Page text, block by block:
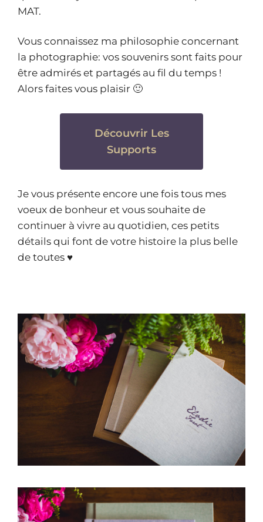
MAT.
Vous connaissez ma philosophie concernant
la photographie: vos souvenirs sont faits pour
être admirés et partagés au fil du temps !
Alors faites vous plaisir 🙂
Découvrir Les
Supports
Je vous présente encore une fois tous mes
voeux de bonheur et vous souhaite de
continuer à vivre au quotidien, ces petits
détails qui font de votre histoire la plus belle
de toutes ♥